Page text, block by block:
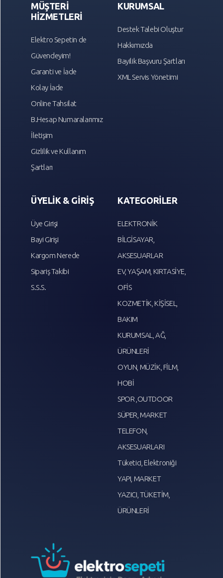
MÜŞTERİ
HİZMETLERİ
Elektro Sepetin de
Güvendeyim!
Garanti ve İade
Kolay İade
Online Tahsilat
B.Hesap Numaralarımız
İletişim
Gizlilik ve Kullanım
Şartları
KURUMSAL
Destek Talebi Oluştur
Hakkımızda
Bayilik Başvuru Şartları
XML Servis Yönetimi
ÜYELİK & GİRİŞ
Üye Girişi
Bayi Girişi
Kargom Nerede
Sipariş Takibi
S.S.S.
KATEGORİLER
ELEKTRONİK
BİLGİSAYAR,
AKSESUARLAR
EV, YAŞAM, KIRTASİYE,
OFİS
KOZMETİK, KİŞİSEL,
BAKIM
KURUMSAL, AĞ,
ÜRÜNLERİ
OYUN, MÜZİK, FİLM,
HOBİ
SPOR ,OUTDOOR
SÜPER, MARKET
TELEFON,
AKSESUARLARI
Tüketici, Elektroniği
YAPI, MARKET
YAZICI, TÜKETİM,
ÜRÜNLERİ